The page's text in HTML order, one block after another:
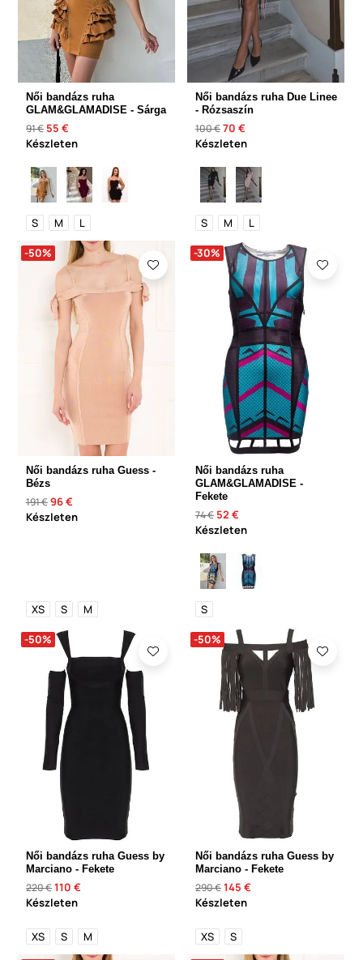
Női bandázs ruha
GLAM&GLAMADISE - Sárga
91 € 55 €
Készleten
S M L
Női bandázs ruha Due Linee
- Rózsaszín
100 €70 €
Készleten
S M L
-50%
Női bandázs ruha Guess -
Bézs
191 €96 €
Készleten
XS S M
-30%
Női bandázs ruha
GLAM&GLAMADISE -
Fekete
74 € 52 €
Készleten
S
-50%
Női bandázs ruha Guess by
Marciano - Fekete
220 €110 €
Készleten
XS S M
-50%
Női bandázs ruha Guess by
Marciano - Fekete
290 €145 €
Készleten
XS S